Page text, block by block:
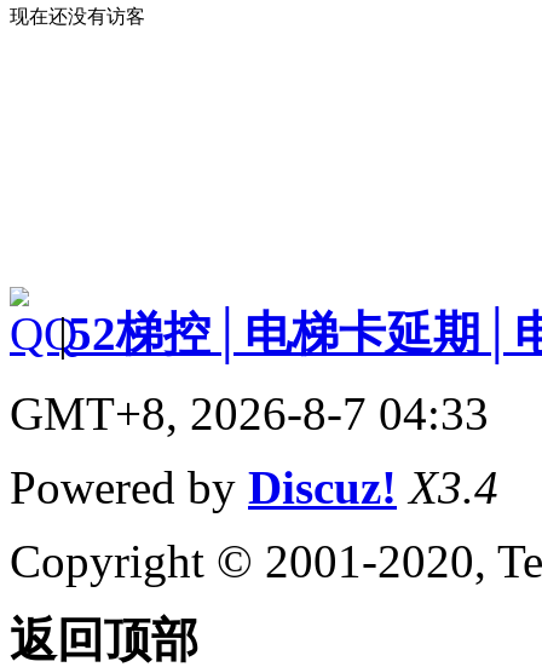
现在还没有访客
|52梯控│电梯卡延期│
GMT+8, 2026-8-7 04:33
Powered by Discuz! X3.4
Copyright © 2001-2020,
返回顶部